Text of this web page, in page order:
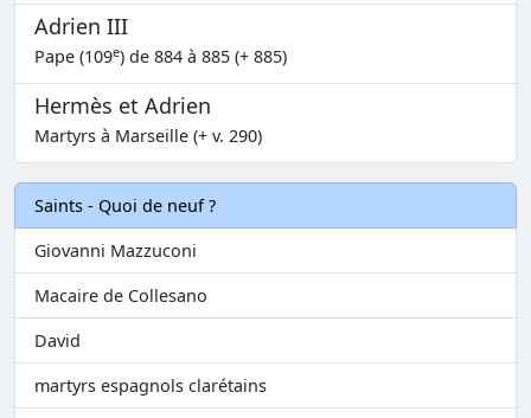
Adrien III
Pape (109e) de 884 à 885 (+ 885)
Hermès et Adrien
Martyrs à Marseille (+ v. 290)
Saints - Quoi de neuf ?
Giovanni Mazzuconi
Macaire de Collesano
David
martyrs espagnols clarétains